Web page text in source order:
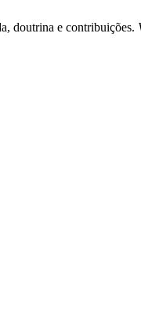
doutrina e contribuições.